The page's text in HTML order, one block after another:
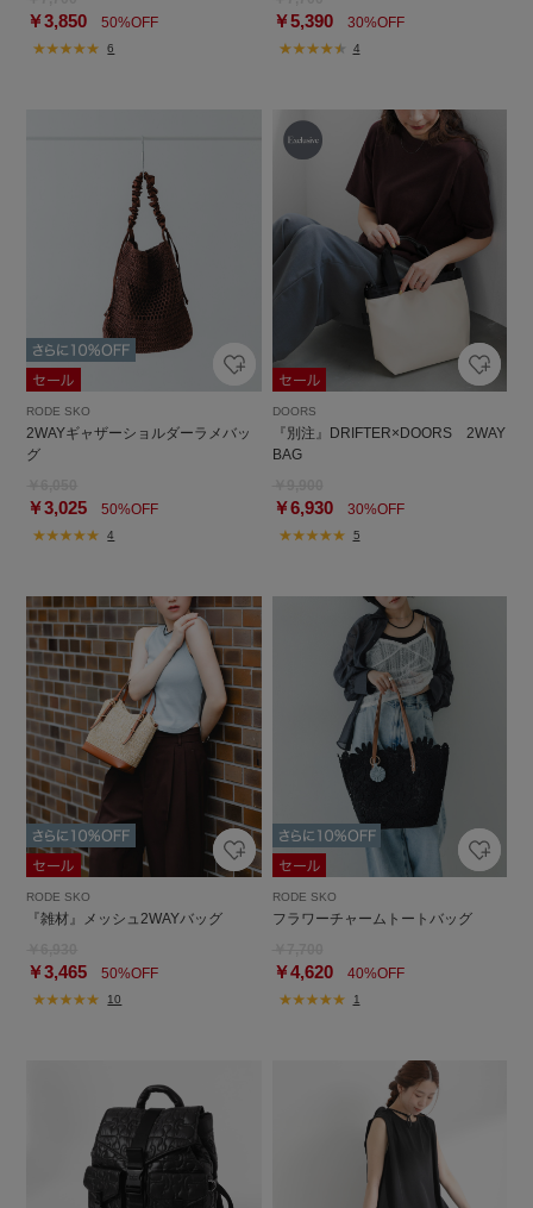
￥3,850 50%OFF
6
￥5,39030%OFF
4
RODE SKO
2WAYギャザーショルダーラメバッ
グ
￥3,025 50%OFF
4
DOORS
『別注』DRIFTER×DOORS 2WAY
BAG
￥6,93030%OFF
5
RODE SKO
『雑材』メッシュ2WAYバッグ
￥3,465 50%OFF
10
RODE SKO
フラワーチャームトートバッグ
￥4,62040%OFF
1